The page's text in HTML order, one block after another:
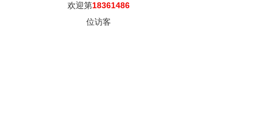
欢迎第18361486
位访客